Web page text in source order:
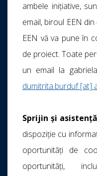
ambele inițiative,
email, biroul EEN
EEN vă va pune în
de proiect. Toate
un email la
dumitrita.burduf [at]
Sprijin și
dispoziție cu
oportunități de
oportunități,